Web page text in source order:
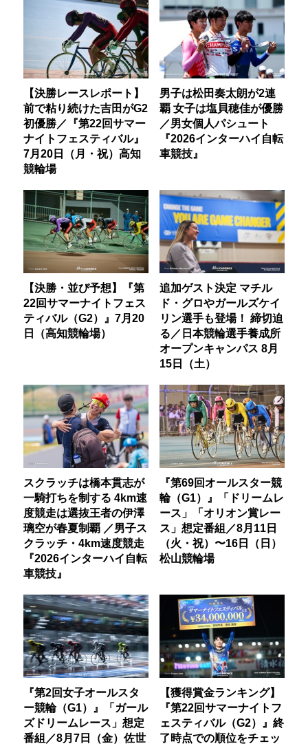
【決勝レースレポート】
前で粘り続けた吉田がG2
初優勝／『第22回サマー
ナイトフェスティバル』
7月20日（月・祝）高知
競輪場
男子は松田奏太朗が2連
覇 女子は塩貝穂佳が優勝
／男女個人パシュート
『2026インターハイ自転
車競技』
【決勝・並び予想】『第
22回サマーナイトフェス
ティバル（G2）』7月20
日（高知競輪場）
追加ゲスト決定 マチル
ド・グロやガールズケイ
リン選手も登場！ 締切迫
る／日本競輪選手養成所
オープンキャンパス 8月
15日（土）
スクラッチは橋本貫志が
一騎打ちを制する 4km速
度競走は選抜王者の伊澤
璃空が春夏制覇 ／男子ス
クラッチ・4km速度競走
『2026インターハイ自転
車競技』
『第69回オールスター競
輪（G1）』「ドリームレ
ース」「オリオン賞レー
ス」想定番組／8月11日
（火・祝）〜16日（日）
松山競輪場
『第2回女子オールスタ
ー競輪（G1）』「ガール
ズドリームレース」想定
番組／8月7日（金）佐世
【獲得賞金ランキング】
『第22回サマーナイトフ
ェスティバル（G2）』終
了時点での順位をチェッ